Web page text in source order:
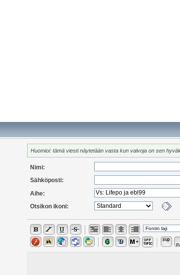
Huomioi: tämä viesti näytetään vasta kun valvoja on sen
Nimi:
Sähköposti:
Aihe:
Otsikon ikoni: